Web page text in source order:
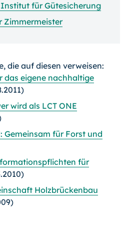
Institut für Gütesicherung
Zimmermeister
die auf diesen verweisen:
das eigene nachhaltige
wird als LCT ONE
Gemeinsam für Forst und
für
Holzbrückenbau